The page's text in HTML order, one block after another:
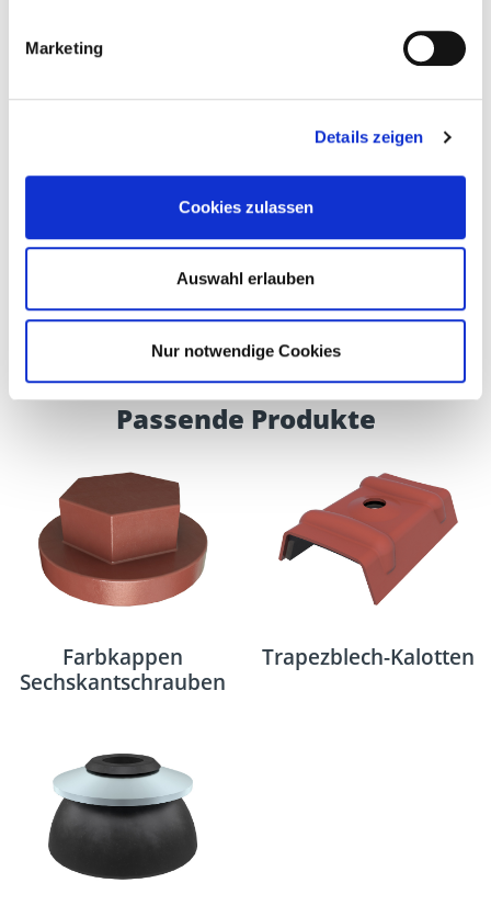
Marketing
Details zeigen
Cookies zulassen
Auswahl erlauben
Nur notwendige Cookies
180 mm
200 mm 100 4064827365205
Passende Produkte
Farbkappen
Sechskantschrauben
Trapezblech-Kalotten